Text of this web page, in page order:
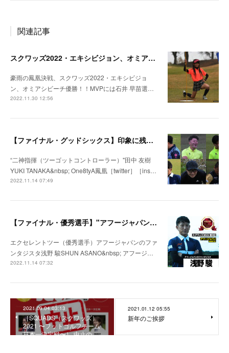
関連記事
スクワッズ2022・エキシビジョン、オミアシビーチ優勝！！
豪雨の鳳凰決戦、スクワッズ2022・エキシビジョ
ン、オミアシビーチ優勝！！MVPには石井 早苗選…
2022.11.30 12:56
【ファイナル・グッドシックス】印象に残った選手［SQUADS（スクワッズ）2022 〜フットゴルフチーム日本一決定戦〜］
“二神指揮（ツーゴットコントローラー）"田中 友樹
YUKI TANAKA&nbsp; One8tyA鳳凰［twitter］［ins…
2022.11.14 07:49
【ファイナル・優秀選手】"アフージャパンのファンタジスタ” 浅野 駿（アフージャパン）［SQUADS（スクワッズ）2022 〜フットゴルフチーム日本一決定戦〜］
エクセレントツー（優秀選手）アフージャパンのファ
ンタジスタ浅野 駿SHUN ASANO&nbsp; アフージ…
2022.11.14 07:32
2021.09.04 03:13
［SQUADS（スクワッズ）
2021 〜フットゴルフチーム
日本一決定戦〜］ 中止の…
2021.01.12 05:55
新年のご挨拶